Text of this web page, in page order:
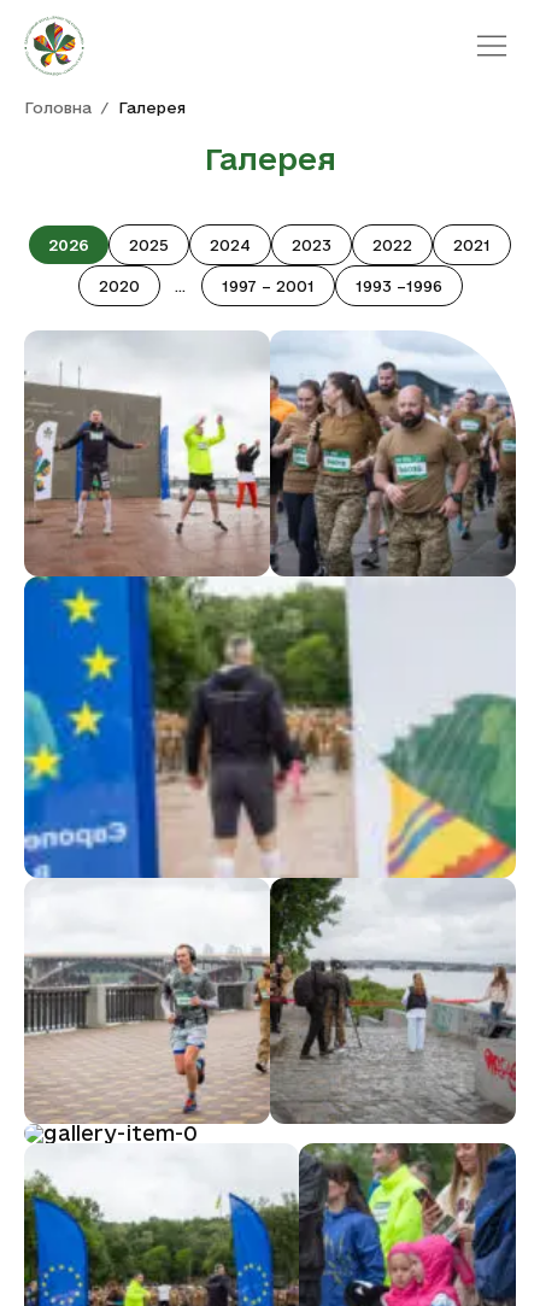
Про пробіг
Головна / Галерея
Галерея
2026 2025 2024 2023 2022 2021
2020 ... 1997 – 2001 1993 –1996